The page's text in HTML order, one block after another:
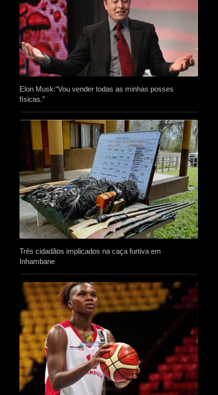
Elon Musk:“Vou vender todas as minhas posses
físicas.”
Três cidadãos implicados na caça furtiva em
Inhambane